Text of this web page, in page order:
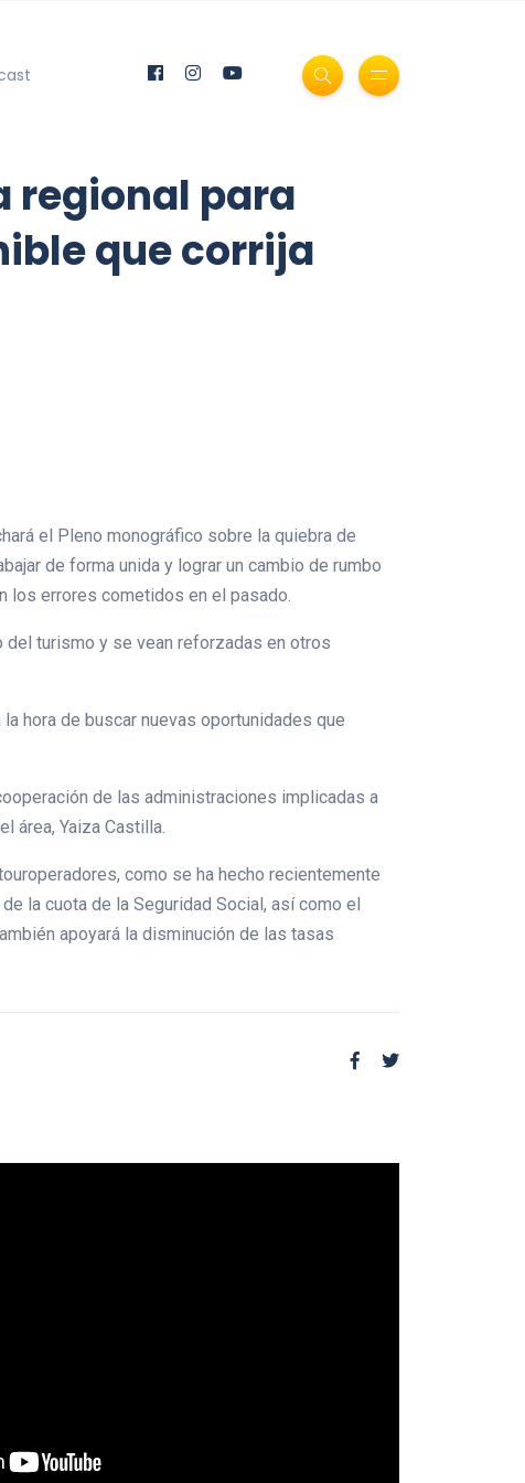
regional para
que corrija
el Pleno monográfico sobre la quiebra de
de forma unida y lograr un cambio de rumbo
los errores cometidos en el pasado.
turismo y se vean reforzadas en otros
hora de buscar nuevas oportunidades que
de las administraciones implicadas a
área, Yaiza Castilla.
como se ha hecho recientemente
la cuota de la Seguridad Social, así como el
apoyará la disminución de las tasas